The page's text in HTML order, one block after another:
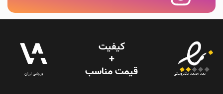
نماد اعتماد الکترونیکی
کیفیت
+
قیمت‌ مناسب ورزشی ارزان